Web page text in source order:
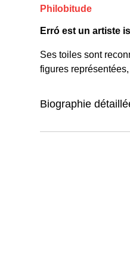
Philobitude
Erró est un artiste
Ses toiles sont
figures
Biographie